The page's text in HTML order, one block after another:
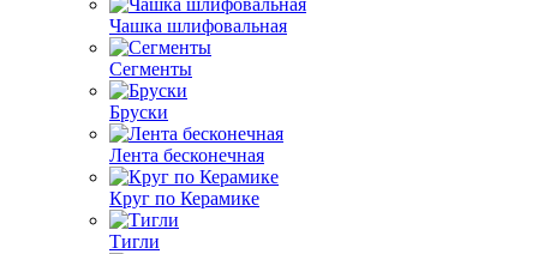
Чашка шлифовальная
Сегменты
Бруски
Лента бесконечная
Круг по Керамике
Тигли